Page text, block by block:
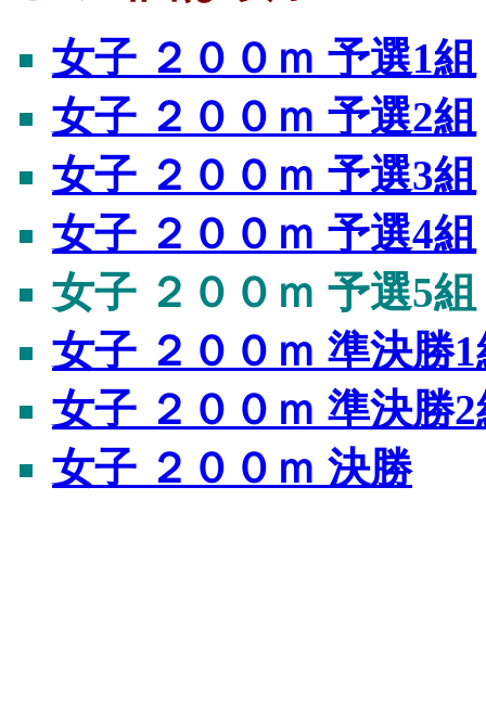
女子 ２００ｍ 予選1組
女子 ２００ｍ 予選2組
女子 ２００ｍ 予選3組
女子 ２００ｍ 予選4組
女子 ２００ｍ 予選5組
女子 ２００ｍ 準決勝1
女子 ２００ｍ 準決勝2
女子 ２００ｍ 決勝